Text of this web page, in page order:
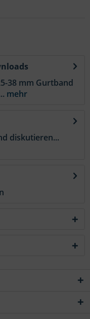
38 mm Gurtband
mehr
diskutieren...